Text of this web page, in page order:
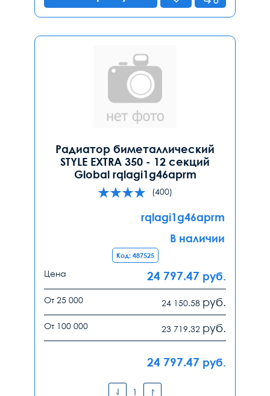
Радиатор биметаллический
STYLE EXTRA 350 - 12 секций
Global rqlagi1g46aprm
(400)
rqlagi1g46aprm
В наличии
Код: 487525
Цена 24 797.47 руб.
От 25 000 24 150.58 руб.
От 100 000 23 719.32 руб.
24 797.47 руб.